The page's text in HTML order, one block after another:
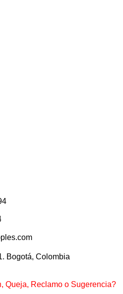
Bogotá, Colombia
Queja, Reclamo o Sugerencia?